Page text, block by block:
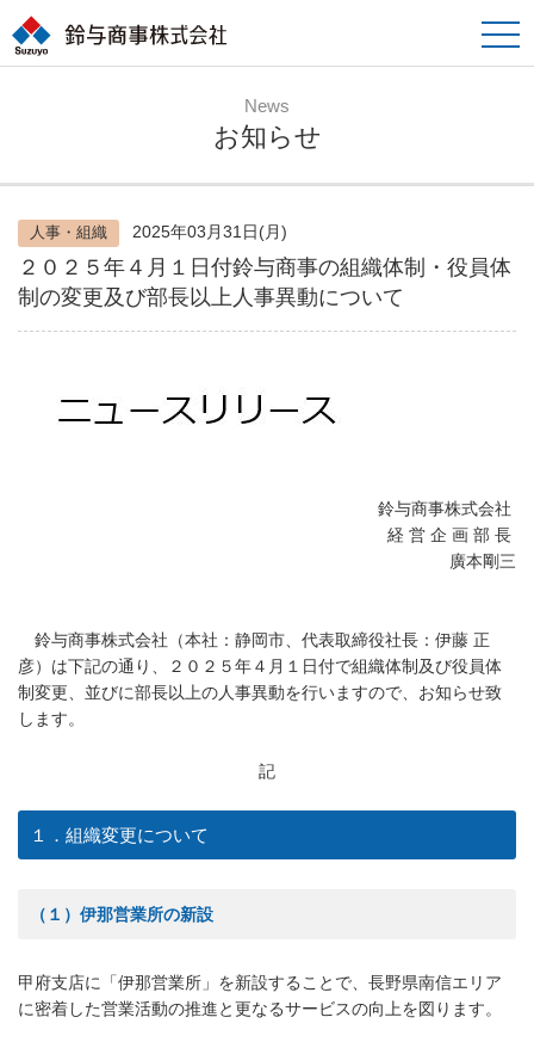
toggle
News
お知らせ
人事・組織 2025年03月31日(月)
２０２５年４月１日付鈴与商事の組織体制・役員体
制の変更及び部長以上人事異動について
鈴与商事株式会社
経 営 企 画 部 長
廣本剛三
鈴与商事株式会社（本社：静岡市、代表取締役社長：伊藤 正
彦）は下記の通り、２０２５年４月１日付で組織体制及び役員体
制変更、並びに部長以上の人事異動を行いますので、お知らせ致
します。
記
１．組織変更について
（１）伊那営業所の新設
甲府支店に「伊那営業所」を新設することで、長野県南信エリア
に密着した営業活動の推進と更なるサービスの向上を図ります。